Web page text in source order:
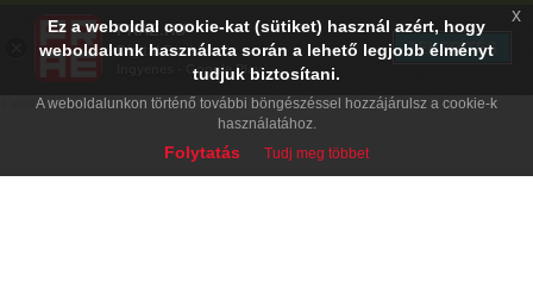
Ez a weboldal cookie-kat (sütiket) használ azért, hogy
weboldalunk használata során a lehető legjobb élményt
tudjuk biztosítani.
A weboldalunkon történő további böngészéssel hozzájárulsz a cookie-k
használatához.
Folytatás Tudj meg többet
x
PRAE.HU
Digital Evolution
Ingyenes - Google Play
TELEPÍTÉS